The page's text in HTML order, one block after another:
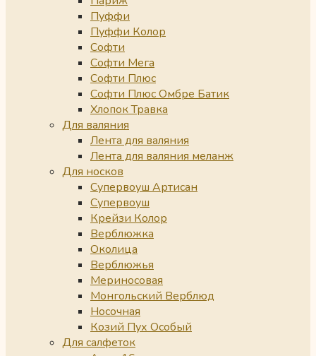
Пуффи
Пуффи Колор
Софти
Софти Мега
Софти Плюс
Софти Плюс Омбре Батик
Хлопок Травка
Для валяния
Лента для валяния
Лента для валяния меланж
Для носков
Супервоуш Артисан
Супервоуш
Крейзи Колор
Верблюжка
Околица
Верблюжья
Мериносовая
Монгольский Верблюд
Носочная
Козий Пух Особый
Для салфеток